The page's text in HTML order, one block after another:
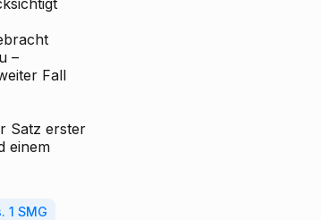
–
Fall
Satz erster
einem
1 SMG